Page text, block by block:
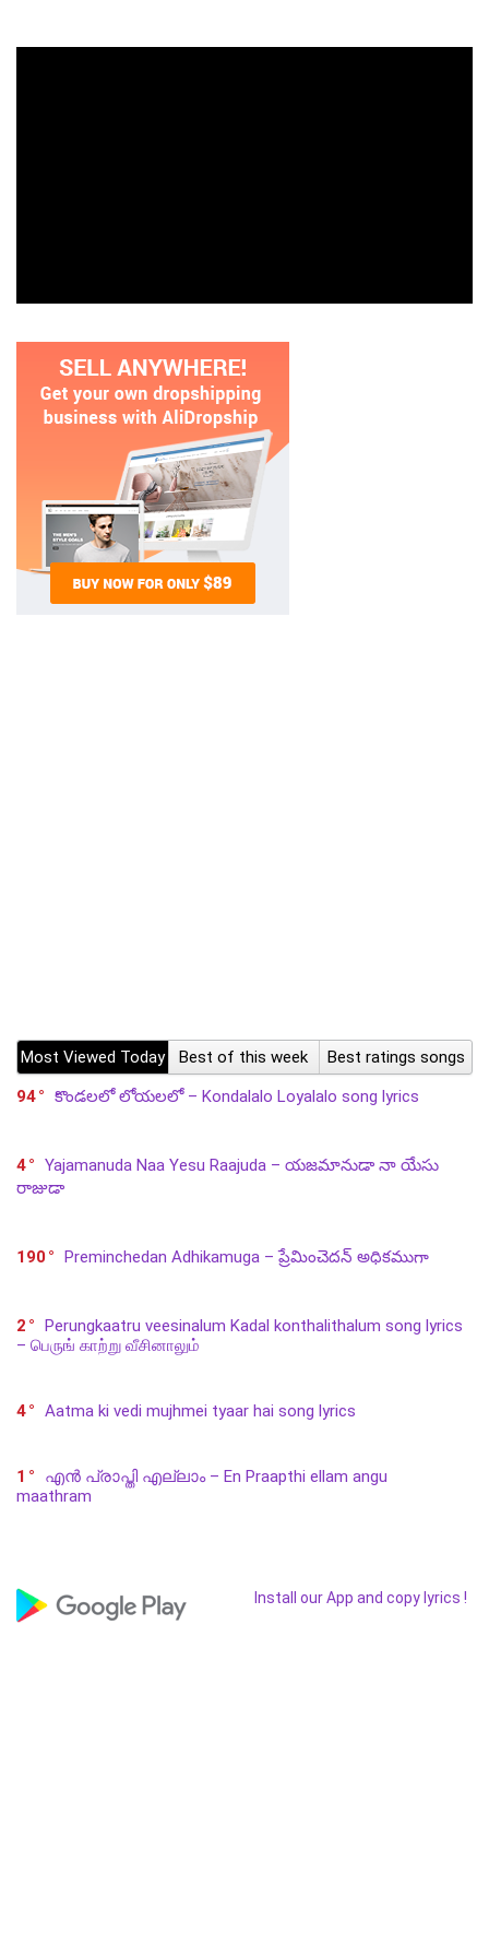
Most Viewed Today Best of this week
Best ratings songs
94
కొండలలో లోయలలో – Kondalalo Loyalalo song lyrics
4
Yajamanuda Naa Yesu Raajuda – యజమానుడా నా యేసు
రాజుడా
190 Preminchedan Adhikamuga – ప్రేమించెదన్ అధికముగా
2
Perungkaatru veesinalum Kadal konthalithalum song lyrics
– பெருங் காற்று வீசினாலும்
4 Aatma ki vedi mujhmei tyaar hai song lyrics
1
എൻ പ്രാപ്തി എല്ലാം – En Praapthi ellam angu
maathram
Install our App and copy lyrics !